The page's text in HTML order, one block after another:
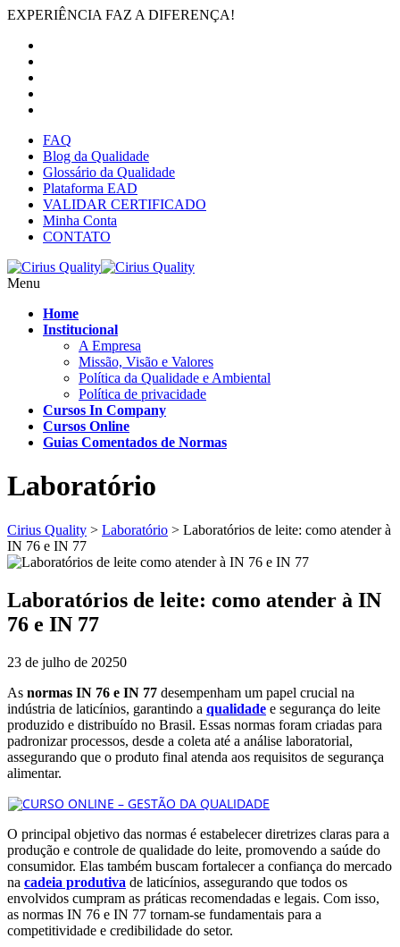
EXPERIÊNCIA FAZ A DIFERENÇA!
FAQ
Blog da Qualidade
Glossário da Qualidade
Plataforma EAD
VALIDAR CERTIFICADO
Minha Conta
CONTATO
Menu
Home
Institucional
A Empresa
Missão, Visão e Valores
Política da Qualidade e Ambiental
Política de privacidade
Cursos In Company
Cursos Online
Guias Comentados de Normas
Laboratório
Cirius Quality > Laboratório > Laboratórios de leite: como atender à
IN 76 e IN 77
Laboratórios de leite: como atender à IN
76 e IN 77
23 de julho de 20250
As normas IN 76 e IN 77 desempenham um papel crucial na
indústria de laticínios, garantindo a qualidade e segurança do leite
produzido e distribuído no Brasil. Essas normas foram criadas para
padronizar processos, desde a coleta até a análise laboratorial,
assegurando que o produto final atenda aos requisitos de segurança
alimentar.
O principal objetivo das normas é estabelecer diretrizes claras para a
produção e controle de qualidade do leite, promovendo a saúde do
consumidor. Elas também buscam fortalecer a confiança do mercado
na cadeia produtiva de laticínios, assegurando que todos os
envolvidos cumpram as práticas recomendadas e legais. Com isso,
as normas IN 76 e IN 77 tornam-se fundamentais para a
competitividade e credibilidade do setor.